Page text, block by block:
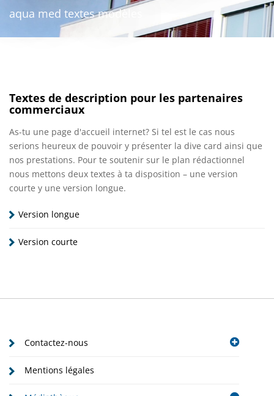
aqua med textes modèles
Textes de description pour les partenaires
commerciaux
As-tu une page d'accueil internet? Si tel est le cas nous
serions heureux de pouvoir y présenter la dive card ainsi que
nos prestations. Pour te soutenir sur le plan rédactionnel
nous mettons deux textes à ta disposition – une version
courte y une version longue.
Version longue
Version courte
Contactez-nous
Mentions légales